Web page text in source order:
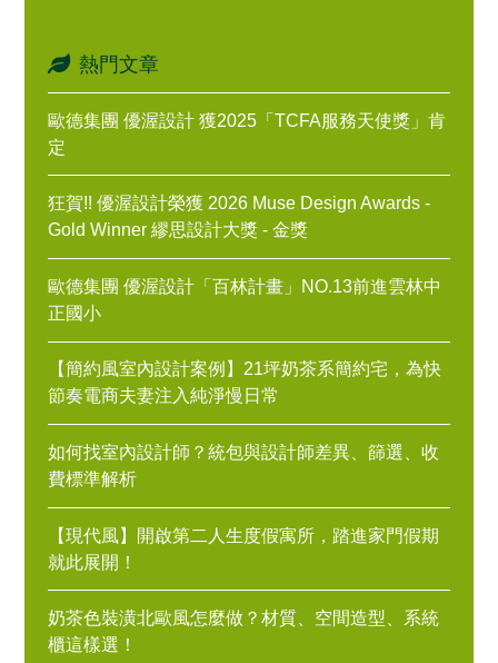
熱門文章
歐德集團 優渥設計 獲2025「TCFA服務天使獎」肯
定
狂賀!! 優渥設計榮獲 2026 Muse Design Awards -
Gold Winner 繆思設計大獎 - 金獎
歐德集團 優渥設計「百林計畫」NO.13前進雲林中
正國小
【簡約風室內設計案例】21坪奶茶系簡約宅，為快
節奏電商夫妻注入純淨慢日常
如何找室內設計師？統包與設計師差異、篩選、收
費標準解析
【現代風】開啟第二人生度假寓所，踏進家門假期
就此展開！
奶茶色裝潢北歐風怎麼做？材質、空間造型、系統
櫃這樣選！